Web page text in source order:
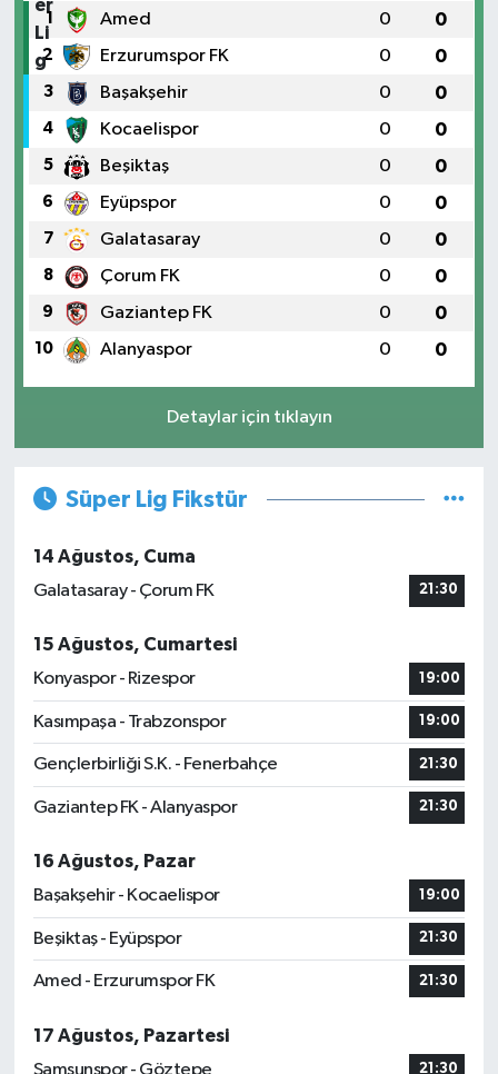
1 Amed 0 0
2 Erzurumspor FK 0 0
3 Başakşehir 0 0
4 Kocaelispor 0 0
5 Beşiktaş 0 0
6 Eyüpspor 0 0
7 Galatasaray 0 0
8 Çorum FK 0 0
9 Gaziantep FK 0 0
10 Alanyaspor 0 0
Detaylar için tıklayın
Süper Lig Fikstür
14 Ağustos, Cuma
Galatasaray - Çorum FK
21:30
15 Ağustos, Cumartesi
Konyaspor - Rizespor
19:00
Kasımpaşa - Trabzonspor 19:00
Gençlerbirliği S.K. - Fenerbahçe 21:30
Gaziantep FK - Alanyaspor 21:30
16 Ağustos, Pazar
Başakşehir - Kocaelispor
19:00
Beşiktaş - Eyüpspor 21:30
Amed - Erzurumspor FK 21:30
17 Ağustos, Pazartesi
Samsunspor - Göztepe
21:30